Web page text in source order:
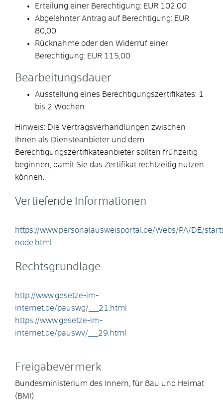
Erteilung einer Berechtigung: EUR 102,00
Abgelehnter Antrag auf Berechtigung: EUR
80,00
Rücknahme oder den Widerruf einer
Berechtigung: EUR 115,00
Bearbeitungsdauer
Ausstellung eines Berechtigungszertifikates: 1
bis 2 Wochen
Hinweis: Die Vertragsverhandlungen zwischen
Ihnen als Diensteanbieter und dem
Berechtigungszertifikateanbieter sollten frühzeitig
beginnen, damit Sie das Zertifikat rechtzeitig nutzen
können.
Vertiefende Informationen
https://www.personalausweisportal.de/Webs/PA/DE/
node.html
Rechtsgrundlage
http://www.gesetze-im-
internet.de/pauswg/__21.html
https://www.gesetze-im-
internet.de/pauswv/__29.html
Freigabevermerk
Bundesministerium des Innern, für Bau und Heimat
(BMI)